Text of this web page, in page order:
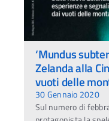
‘Mundus
Zelanda alla
vuoti delle
30 Gennaio 2020
Sul numero di